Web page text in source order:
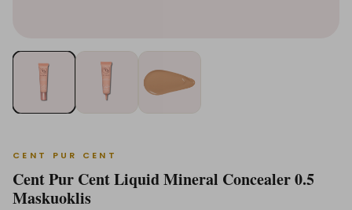
CENT PUR CENT
Cent Pur Cent Liquid Mineral Concealer 0.5
Maskuoklis